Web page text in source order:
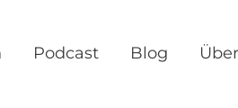
Podcast Blog